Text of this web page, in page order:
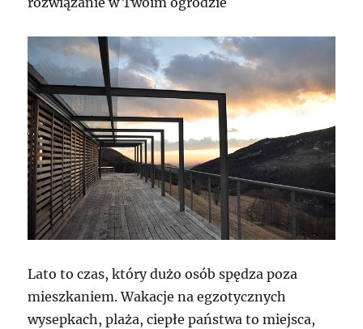
Lato to czas, który dużo osób spędza poza
mieszkaniem. Wakacje na egzotycznych
wysepkach, plaża, ciepłe państwa to miejsca,